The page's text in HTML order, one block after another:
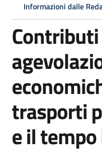
Servizi
Centri
le
famiglie
Informazioni
Informazioni dalle
trasporti
e il